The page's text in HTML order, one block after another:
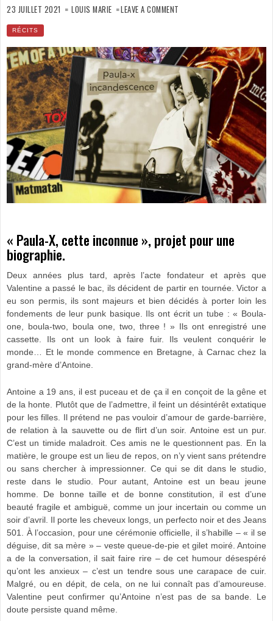
23 JUILLET 2021 LOUIS MARIE LEAVE A COMMENT
RÉCITS
« Paula-X, cette inconnue », projet pour une
biographie.
Deux années plus tard, après l’acte fondateur et après que
Valentine a passé le bac, ils décident de partir en tournée. Victor a
eu son permis, ils sont majeurs et bien décidés à porter loin les
fondements de leur punk basique. Ils ont écrit un tube : « Boula-
one, boula-two, boula one, two, three ! » Ils ont enregistré une
cassette. Ils ont un look à faire fuir. Ils veulent conquérir le
monde… Et le monde commence en Bretagne, à Carnac chez la
grand-mère d’Antoine.
Antoine a 19 ans, il est puceau et de ça il en conçoit de la gêne et
de la honte. Plutôt que de l’admettre, il feint un désintérêt extatique
pour les filles. Il prétend ne pas vouloir d’amour de garde-barrière,
de relation à la sauvette ou de flirt d’un soir. Antoine est un pur.
C’est un timide maladroit. Ces amis ne le questionnent pas. En la
matière, le groupe est un lieu de repos, on n’y vient sans prétendre
ou sans chercher à impressionner. Ce qui se dit dans le studio,
reste dans le studio. Pour autant, Antoine est un beau jeune
homme. De bonne taille et de bonne constitution, il est d’une
beauté fragile et ambiguë, comme un jour incertain ou comme un
soir d’avril. Il porte les cheveux longs, un perfecto noir et des Jeans
501. À l’occasion, pour une cérémonie officielle, il s’habille – « il se
déguise, dit sa mère » – veste queue-de-pie et gilet moiré. Antoine
a de la conversation, il sait faire rire – de cet humour désespéré
qu’ont les anxieux – c’est un tendre sous une carapace de cuir.
Malgré, ou en dépit, de cela, on ne lui connaît pas d’amoureuse.
Valentine peut confirmer qu’Antoine n’est pas de sa bande. Le
doute persiste quand même.